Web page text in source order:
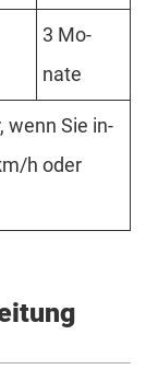
3 Mo­
nate
wenn Sie in­
h oder